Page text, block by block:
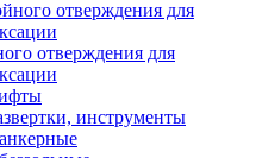
отверждения для
инструменты